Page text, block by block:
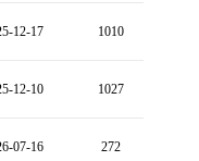
12-17 1010
12-10 1027
07-16 272